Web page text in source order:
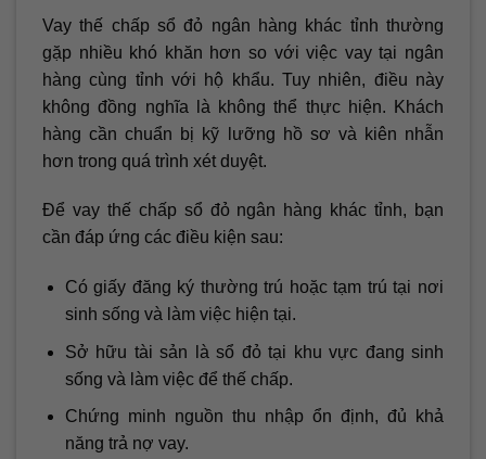
Vay thế chấp sổ đỏ ngân hàng khác tỉnh thường
gặp nhiều khó khăn hơn so với việc vay tại ngân
hàng cùng tỉnh với hộ khẩu. Tuy nhiên, điều này
không đồng nghĩa là không thể thực hiện. Khách
hàng cần chuẩn bị kỹ lưỡng hồ sơ và kiên nhẫn
hơn trong quá trình xét duyệt.
Để vay thế chấp sổ đỏ ngân hàng khác tỉnh, bạn
cần đáp ứng các điều kiện sau:
Có giấy đăng ký thường trú hoặc tạm trú tại nơi
sinh sống và làm việc hiện tại.
Sở hữu tài sản là sổ đỏ tại khu vực đang sinh
sống và làm việc để thế chấp.
Chứng minh nguồn thu nhập ổn định, đủ khả
năng trả nợ vay.